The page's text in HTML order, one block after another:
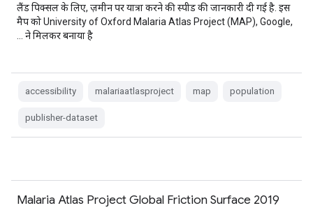
लैंड पिक्सल के लिए, ज़मीन पर यात्रा करने की स्पीड की जानकारी दी गई है. इस
मैप को University of Oxford Malaria Atlas Project (MAP), Google,
… ने मिलकर बनाया है
accessibility malariaatlasproject map population
publisher-dataset
Malaria Atlas Project Global Friction Surface 2019